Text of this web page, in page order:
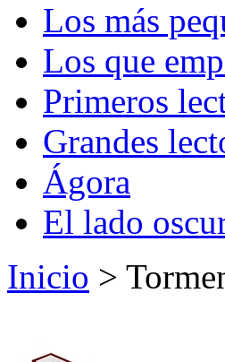
Los más
Los que
Primeros
Grandes
Ágora
El lado
Inicio >